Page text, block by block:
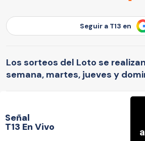
Seguir a T13 en
Los sorteos del Loto se
semana, martes, jueves y
Señal
T13 En Vivo